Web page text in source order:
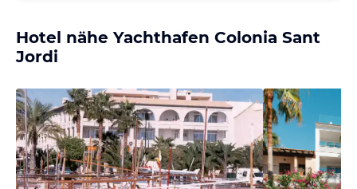
Hotel nähe Yachthafen Colonia Sant
Jordi